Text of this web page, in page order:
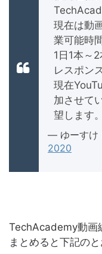
現在は動
業可能時
1日1本～
レスポン
現在
加させて
望します。
— ゆーすけ
2020
TechAcademy動画
まとめると下記のと